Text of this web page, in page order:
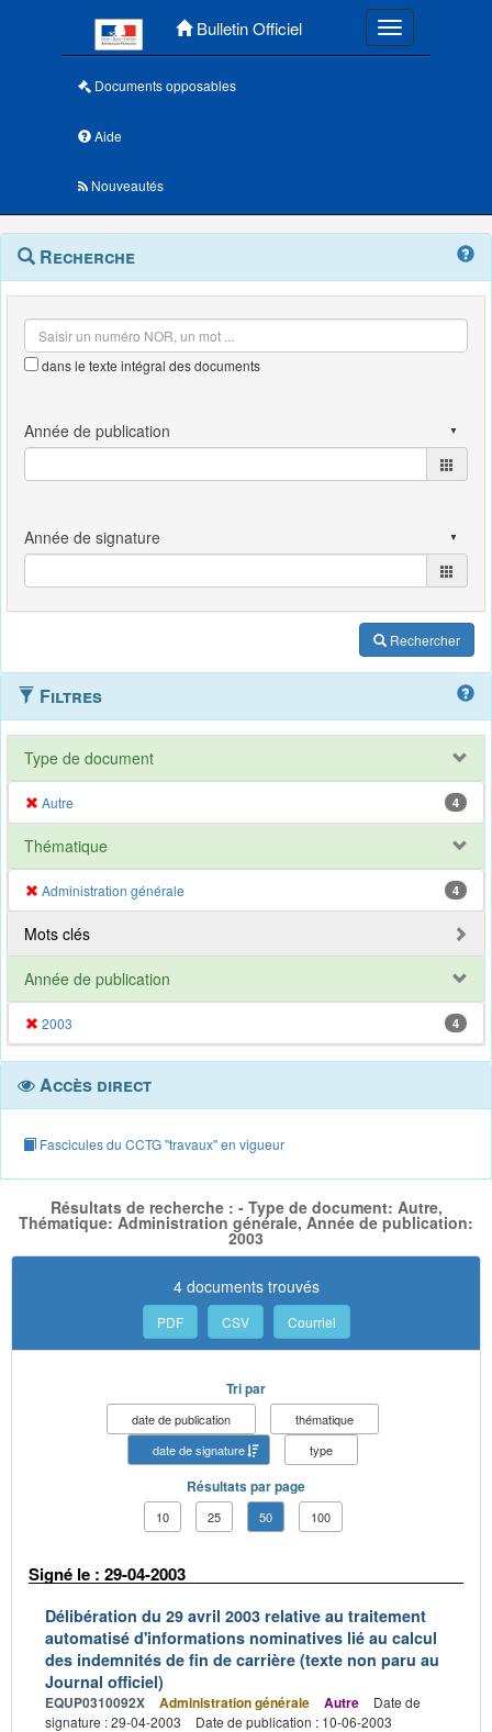
Bulletin Officiel Toggle
Documents opposables
Aide
Nouveautés
Navigation
outils
Menu
contextuel
Recherche
dans le texte intégral des documents
Rechercher
Filtres
Type de document
Autre 4
Thématique
Administration générale 4
Mots clés
Année de publication
2003 4
Accès direct
Fascicules du CCTG "travaux" en vigueur
Résultats de recherche : - Type de document: Autre,
Thématique: Administration générale, Année de publication:
2003
4 documents trouvés
PDF CSV Courriel
Tri par
date de publication
thématique
date de signature
type
Résultats par page
10 25 50 100
Signé le : 29-04-2003
Délibération du 29 avril 2003 relative au traitement
automatisé d'informations nominatives lié au calcul
des indemnités de fin de carrière (texte non paru au
Journal officiel)
EQUP0310092X Administration générale Autre
Date de
signature : 29-04-2003
Date de publication : 10-06-2003